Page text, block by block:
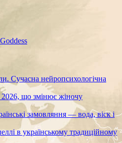
Сучасна нейропсихологічна
що змінює жіночу
замовляння — вода, віск і
в українському традиційному